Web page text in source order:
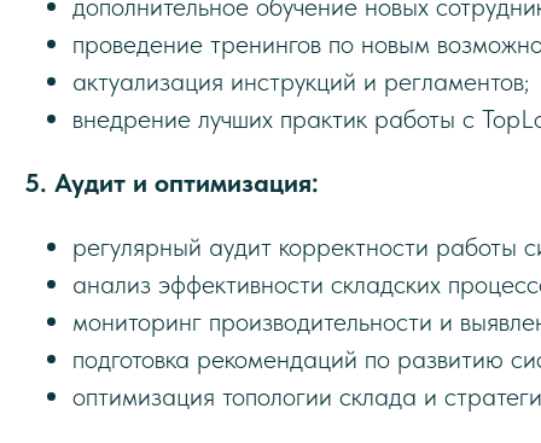
проведение тренингов по новым
актуализация инструкций и регламентов;
внедрение лучших практик работы с
5. Аудит и оптимизация:
регулярный аудит корректности работы
анализ эффективности складских
мониторинг производительности и
подготовка рекомендаций по развитию
оптимизация топологии склада и